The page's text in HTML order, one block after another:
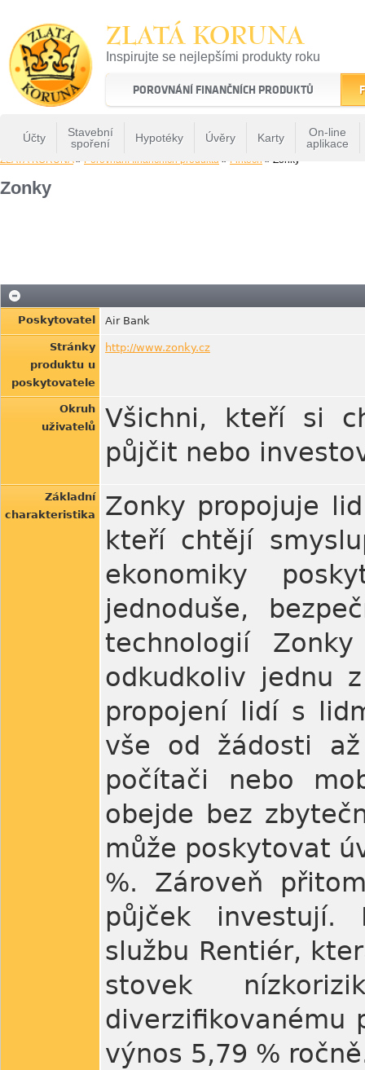
ZLATÁ KORUNA
Inspirujte se nejlepšími produkty roku
22 let tradice a kvality na finančním trhu
POROVNÁNÍ FINANČNÍCH PRODUKTŮ
Účty
Stavební
spoření
Hypotéky Úvěry Karty
On-line
aplikace
ZLATÁ KORUNA» Porovnání finančních produktů » Fintech » Zonky
Zonky
Poskytovatel Air Bank
Stránky
produktu u
poskytovatele
http://www.zonky.cz
Okruh
uživatelů
Všichni, kteří si
půjčit nebo
Základní
charakteristika
Zonky propojuje
kteří chtějí
ekonomiky
jednoduše,
technologií
odkudkoliv jednu
propojení lidí s
vše od žádosti
počítači nebo
obejde bez
může poskytovat
%. Zároveň
půjček investují.
službu Rentiér,
stovek
diverzifikovanému
výnos 5,79 %